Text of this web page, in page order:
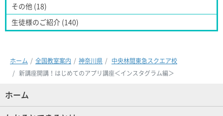
その他 (18)
生徒様のご紹介 (140)
ホーム 全国教室案内 神奈川県
中央林間東急スクエア校
新講座開講！はじめてのアプリ講座＜インスタグラム編＞
ホーム